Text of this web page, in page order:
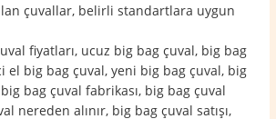
çuvallar, belirli standartlara uygun
fiyatları, ucuz big bag çuval, big bag
el big bag çuval, yeni big bag çuval, big
bag çuval fabrikası, big bag çuval
nereden alınır, big bag çuval satışı,